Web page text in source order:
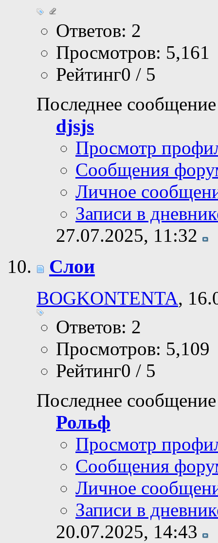
Ответов: 2
Просмотров: 5,161
Рейтинг0 / 5
Последнее
djsjs
Просмотр
Сообщения
Личное
Записи в
27.07.2025, 11:32
Слои
BOGKONTENTA,
Ответов: 2
Просмотров: 5,109
Рейтинг0 / 5
Последнее
Рольф
Просмотр
Сообщения
Личное
Записи в
20.07.2025, 14:43